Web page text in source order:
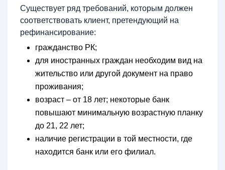
Существует ряд требований, которым должен
соответствовать клиент, претендующий на
рефинансирование:
гражданство РК;
для иностранных граждан необходим вид на
жительство или другой документ на право
проживания;
возраст – от 18 лет; некоторые банк
повышают минимальную возрастную планку
до 21, 22 лет;
наличие регистрации в той местности, где
находится банк или его филиал.